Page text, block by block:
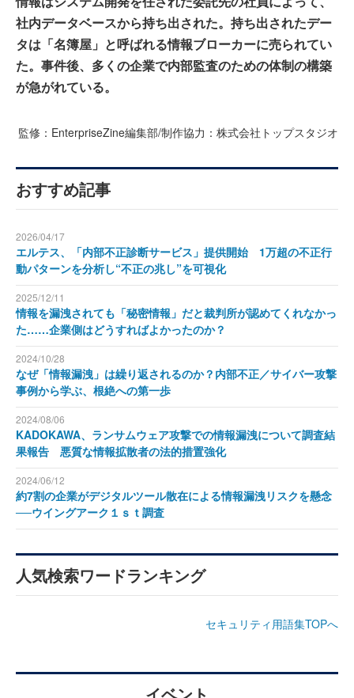
社内データベースから持ち出された。持ち出されたデー
タは「名簿屋」と呼ばれる情報ブローカーに売られてい
た。事件後、多くの企業で内部監査のための体制の構築
が急がれている。
監修：EnterpriseZine編集部/制作協力：株式会社トップスタジオ
おすすめ記事
2026/04/17
エルテス、「内部不正診断サービス」提供開始 1万超の不正行
動パターンを分析し“不正の兆し”を可視化
2025/12/11
情報を漏洩されても「秘密情報」だと裁判所が認めてくれなかっ
た……企業側はどうすればよかったのか？
2024/10/28
なぜ「情報漏洩」は繰り返されるのか？内部不正／サイバー攻撃
事例から学ぶ、根絶への第一歩
2024/08/06
KADOKAWA、ランサムウェア攻撃での情報漏洩について調査結
果報告 悪質な情報拡散者の法的措置強化
2024/06/12
約7割の企業がデジタルツール散在による情報漏洩リスクを懸念
──ウイングアーク１ｓｔ調査
人気検索ワードランキング
セキュリティ用語集TOPへ